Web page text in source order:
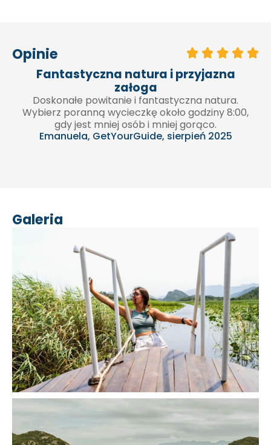
Opinie
Absolutnie niesamowite przeżycie
Bardzo miły czas. Gorąco polecam tę prywatną
wycieczkę.
Peironny, GetYourGuide, sierpień 2024
Galeria